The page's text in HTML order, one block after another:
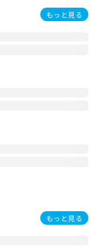
もっと見る
もっと見る